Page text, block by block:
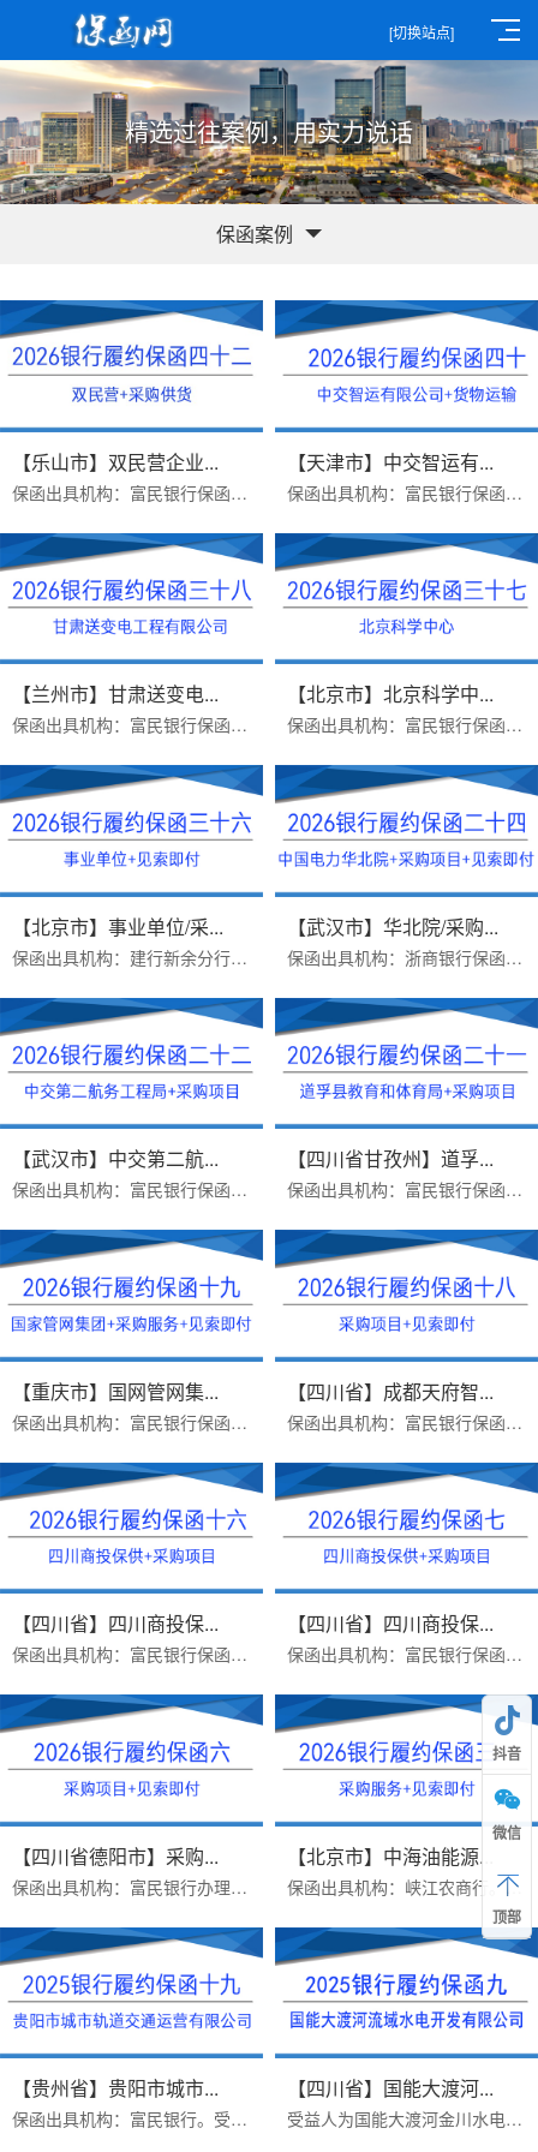
[切换站点]
精选过往案例，用实力说话
保函案例
【乐山市】双民营企业...
保函出具机构：富民银行保函类型：采购供货项目银行履约保函办理时效：一个工作日，当日打款出函办理优势：1.富民银行价格便宜2....
【天津市】中交智运有...
保函出具机构：富民银行保函受益人：中交智运有限公司保函类型：货物运输类银行履保函办理时效：三个工作日办理优势：1.富民银行...
【兰州市】甘肃送变电...
保函出具机构：富民银行保函受益人：甘肃送变电工程有限公司办理时效：一个工作日办理优势：1.保函见索即付格式，免反担保措施2....
【北京市】北京科学中...
保函出具机构：富民银行保函受益人：北京科学中心办理时效：一个工作日办理优势：1.保函要求见索即付格式，保函格式完美满足2.保...
【北京市】事业单位/采...
保函出具机构：建行新余分行保函受益人：北京智网数科技术有限公司办理时效：三个工作日办理优势：1.保函受益人有格式要求，保函...
【武汉市】华北院/采购...
保函出具机构：浙商银行保函受益人：中国电力工程顾问集团华北电力设计院有限公司（简称华北院）办理时效：三个工作日办理难点：...
【武汉市】中交第二航...
保函出具机构：富民银行保函受益人：中交第二航务工程局办理时效：一个工作日办理难点：采购项目见索即付免反担保保函金额：3571...
【四川省甘孜州】道孚...
保函出具机构：富民银行保函受益人：道孚县教育和体育局办理时效：一个工作日保函金额：850000出函时间：2026.3.19保函主要内容:...
【重庆市】国网管网集...
保函出具机构：富民银行保函受益人：国家管网集团办理难点：采购项目见索即付办理时效：一个工作日出函时间：2026.3.3保函主要内...
【四川省】成都天府智...
保函出具机构：富民银行保函受益人：成都天府智慧大厨房科技有限责任公司办理难点：采购项目见索即付需要反担保出函时间：2026.2...
【四川省】四川商投保...
保函出具机构：富民银行保函受益人：四川商投保供科技发展有限公司办理时效：采购项目，当日打款出函出函时间：2026.2.5保函主要...
【四川省】四川商投保...
保函出具机构：富民银行保函受益人：四川商投保供科技发展有限公司办理时效：当日打款出函出函时间：2026.1.19保函主要内容:我方...
【四川省德阳市】采购...
保函出具机构：富民银行办理难点：采购项目见索即付需要反担保办理时效：当日打款出函出函时间：2026.1.19保函主要内容:本保函适...
【北京市】中海油能源...
保函出具机构：峡江农商行。受益人为：中海油能源发展股份有限公司。采购服务三年期，见索即付格式，银行履约保函。出函时间：20...
【贵州省】贵阳市城市...
保函出具机构：富民银行。受益人为：贵阳市城市轨道交通运营有限公司。采购供货项目，见索即付格式，银行履约保函。客户2025年09...
【四川省】国能大渡河...
受益人为国能大渡河金川水电建设有限公司，见索即付格式，7个工作日赔付，采购供货类履约保函。客户2025年4月9日打款，2025年03月...
抖音
微信
顶部